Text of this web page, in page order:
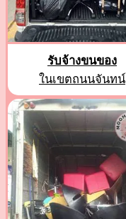
รับจ้างขนของ
ในเขตถนนจันทน์